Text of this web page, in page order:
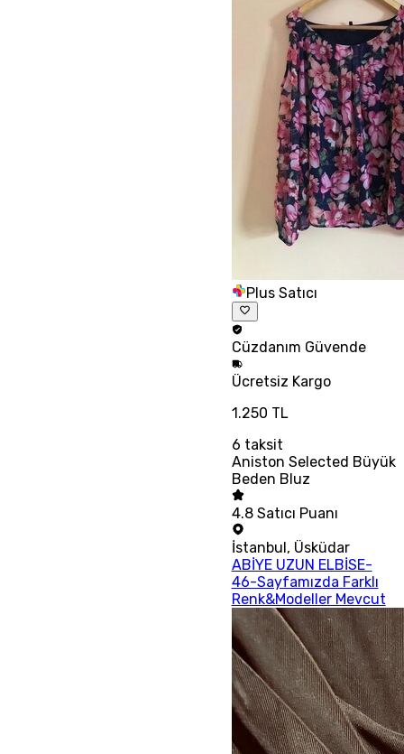
Plus Satıcı
Cüzdanım Güvende
Ücretsiz Kargo
1.250 TL
6 taksit
Aniston Selected Büyük
Beden Bluz
4.8 Satıcı Puanı
İstanbul, Üsküdar
ABİYE UZUN ELBİSE-
46-Sayfamızda Farklı
Renk&Modeller Mevcut